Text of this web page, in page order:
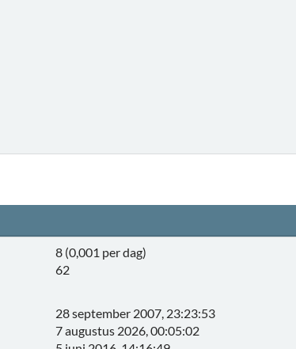
8 (0,001 per dag)
62
28 september 2007, 23:23:53
7 augustus 2026, 00:05:02